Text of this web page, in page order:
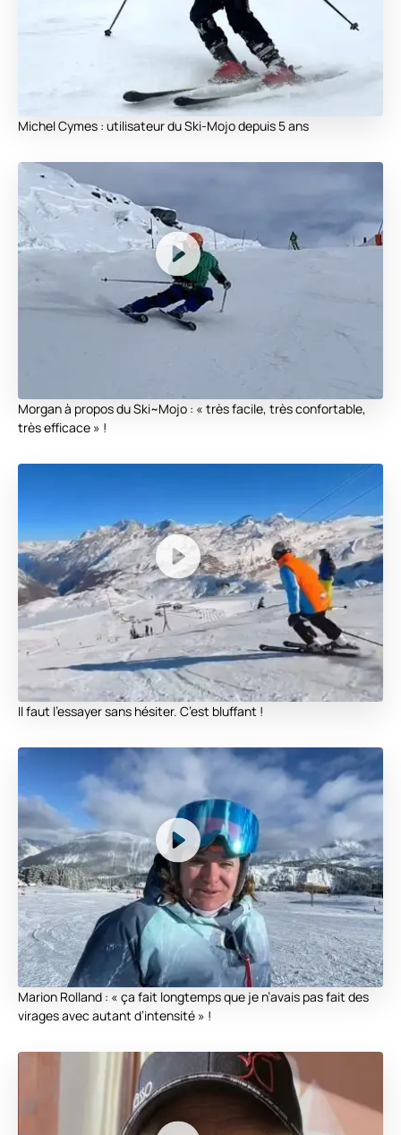
Michel Cymes : utilisateur du Ski-Mojo depuis 5 ans
Morgan à propos du Ski~Mojo : « très facile, très confortable,
très efficace » !
Il faut l’essayer sans hésiter. C’est bluffant !
Marion Rolland : « ça fait longtemps que je n’avais pas fait des
virages avec autant d’intensité » !